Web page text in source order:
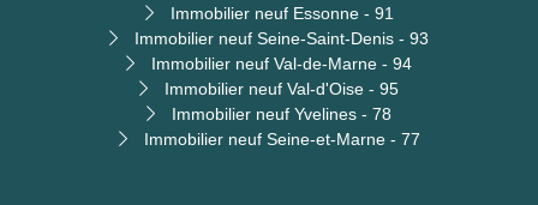
Immobilier neuf Essonne - 91
Immobilier neuf Seine-Saint-Denis - 93
Immobilier neuf Val-de-Marne - 94
Immobilier neuf Val-d'Oise - 95
Immobilier neuf Yvelines - 78
Immobilier neuf Seine-et-Marne - 77